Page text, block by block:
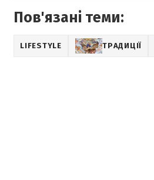
Пов'язані теми:
LIFESTYLE ТРАДИЦІЇ